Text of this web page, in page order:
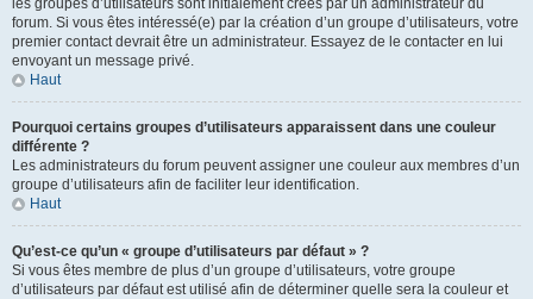
les groupes d’utilisateurs sont initialement créés par un administrateur du
forum. Si vous êtes intéressé(e) par la création d’un groupe d’utilisateurs, votre
premier contact devrait être un administrateur. Essayez de le contacter en lui
envoyant un message privé.
Haut
Pourquoi certains groupes d’utilisateurs apparaissent dans une couleur
différente ?
Les administrateurs du forum peuvent assigner une couleur aux membres d’un
groupe d’utilisateurs afin de faciliter leur identification.
Haut
Qu’est-ce qu’un « groupe d’utilisateurs par défaut » ?
Si vous êtes membre de plus d’un groupe d’utilisateurs, votre groupe
d’utilisateurs par défaut est utilisé afin de déterminer quelle sera la couleur et